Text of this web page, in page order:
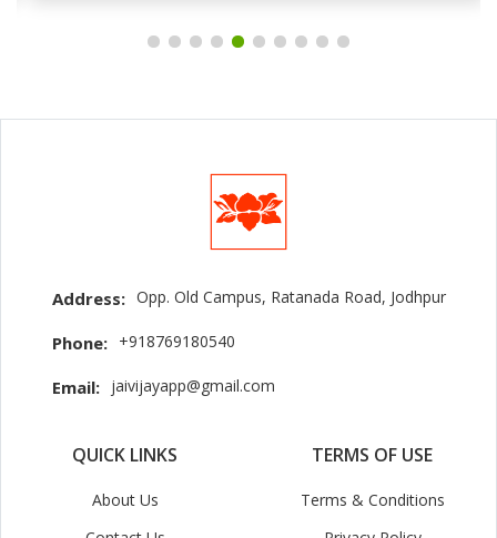
Address: Opp. Old Campus, Ratanada Road, Jodhpur
Phone: +918769180540
Email: jaivijayapp@gmail.com
QUICK LINKS
About Us
TERMS OF USE
Terms & Conditions